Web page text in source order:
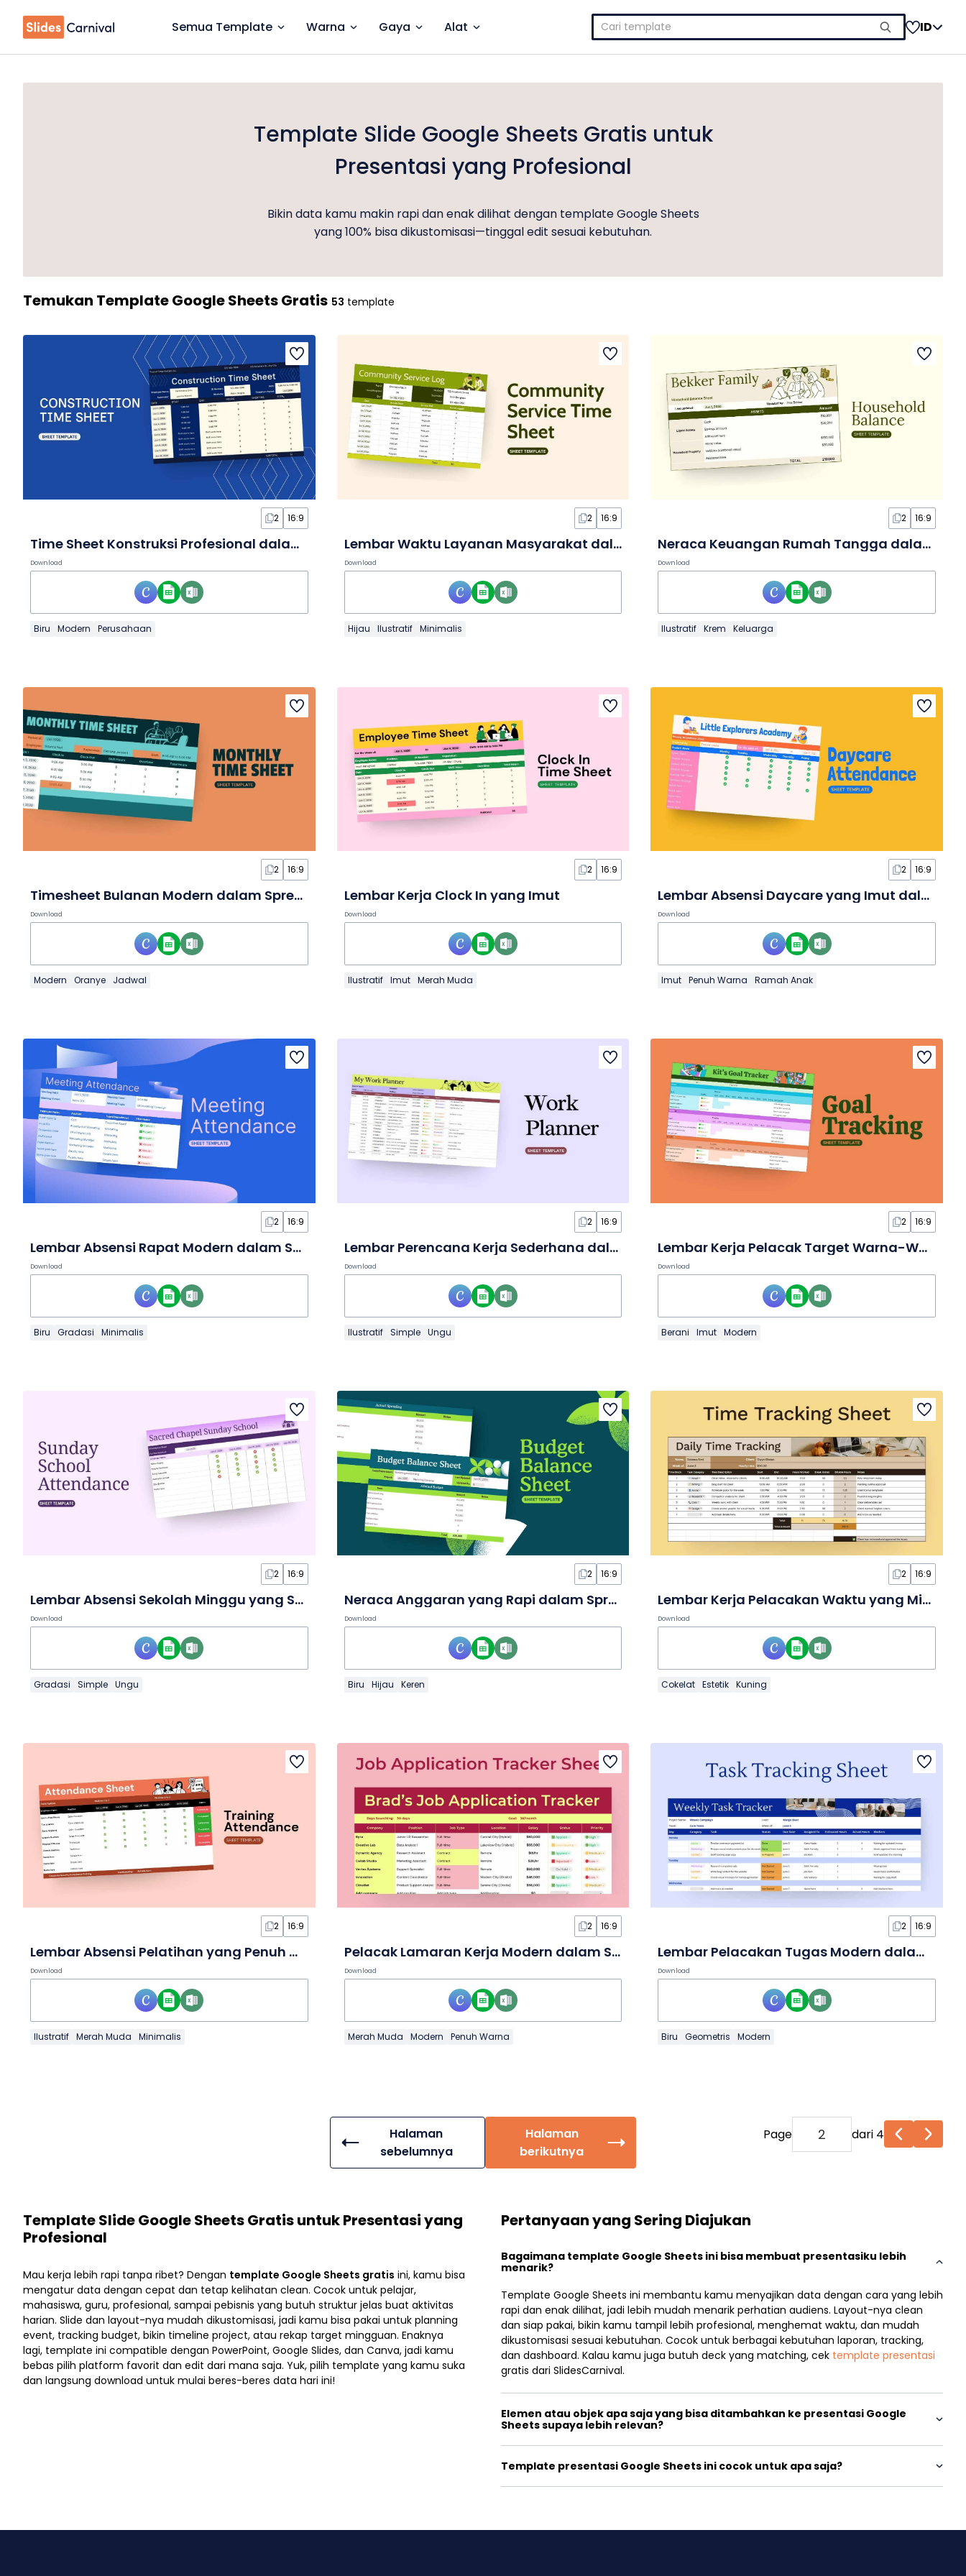
Semua Template Warna Gaya Alat
Cari
untuk:
ID
Template Slide Google Sheets Gratis untuk
Presentasi yang Profesional
Bikin data kamu makin rapi dan enak dilihat dengan template Google Sheets
yang 100% bisa dikustomisasi—tinggal edit sesuai kebutuhan.
Temukan Template Google Sheets Gratis 53 template
2 16:9
Time Sheet Konstruksi Profesional dalam Lembar Kerja
Download
Biru Modern Perusahaan
2 16:9
Lembar Waktu Layanan Masyarakat dalam Spreadsheet
Download
Hijau Ilustratif Minimalis
2 16:9
Neraca Keuangan Rumah Tangga dalam Spreadsheet
Download
Ilustratif Krem Keluarga
2 16:9
Timesheet Bulanan Modern dalam Spreadsheet
Download
Modern Oranye Jadwal
2 16:9
Lembar Kerja Clock In yang Imut
Download
Ilustratif Imut Merah Muda
2 16:9
Lembar Absensi Daycare yang Imut dalam Spreadsheet
Download
Imut Penuh Warna Ramah Anak
2 16:9
Lembar Absensi Rapat Modern dalam Spreadsheet
Download
Biru Gradasi Minimalis
2 16:9
Lembar Perencana Kerja Sederhana dalam Spreadsheet
Download
Ilustratif Simple Ungu
2 16:9
Lembar Kerja Pelacak Target Warna-Warni dalam Spreadsheet
Download
Berani Imut Modern
2 16:9
Lembar Absensi Sekolah Minggu yang Sederhana dalam Lembar Kerja
Download
Gradasi Simple Ungu
2 16:9
Neraca Anggaran yang Rapi dalam Spreadsheet
Download
Biru Hijau Keren
2 16:9
Lembar Kerja Pelacakan Waktu yang Minimalis
Download
Cokelat Estetik Kuning
2 16:9
Lembar Absensi Pelatihan yang Penuh Warna dalam Lembar Kerja
Download
Ilustratif Merah Muda Minimalis
2 16:9
Pelacak Lamaran Kerja Modern dalam Spreadsheet
Download
Merah Muda Modern Penuh Warna
2 16:9
Lembar Pelacakan Tugas Modern dalam Spreadsheet
Download
Biru Geometris Modern
Halaman
sebelumnya
Halaman
berikutnya
Page dari 4
Template Slide Google Sheets Gratis untuk Presentasi yang
Profesional
Mau kerja lebih rapi tanpa ribet? Dengan template Google Sheets gratis ini, kamu bisa
mengatur data dengan cepat dan tetap kelihatan clean. Cocok untuk pelajar,
mahasiswa, guru, profesional, sampai pebisnis yang butuh struktur jelas buat aktivitas
harian. Slide dan layout-nya mudah dikustomisasi, jadi kamu bisa pakai untuk planning
event, tracking budget, bikin timeline project, atau rekap target mingguan. Enaknya
lagi, template ini compatible dengan PowerPoint, Google Slides, dan Canva, jadi kamu
bebas pilih platform favorit dan edit dari mana saja. Yuk, pilih template yang kamu suka
dan langsung download untuk mulai beres-beres data hari ini!
Pertanyaan yang Sering Diajukan
Bagaimana template Google Sheets ini bisa membuat presentasiku lebih
menarik?
Template Google Sheets ini membantu kamu menyajikan data dengan cara yang lebih
rapi dan enak dilihat, jadi lebih mudah menarik perhatian audiens. Layout-nya clean
dan siap pakai, bikin kamu tampil lebih profesional, menghemat waktu, dan mudah
dikustomisasi sesuai kebutuhan. Cocok untuk berbagai kebutuhan laporan, tracking,
dan dashboard. Kalau kamu juga butuh deck yang matching, cek template presentasi
gratis dari SlidesCarnival.
Elemen atau objek apa saja yang bisa ditambahkan ke presentasi Google
Sheets supaya lebih relevan?
Template presentasi Google Sheets ini cocok untuk apa saja?